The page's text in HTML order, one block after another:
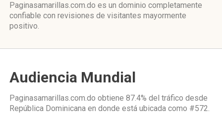
Paginasamarillas.com.do es un dominio completamente
confiable con revisiones de visitantes mayormente
positivo.
Audiencia Mundial
Paginasamarillas.com.do obtiene 87.4% del tráfico desde
República Dominicana en donde está ubicada como #572.